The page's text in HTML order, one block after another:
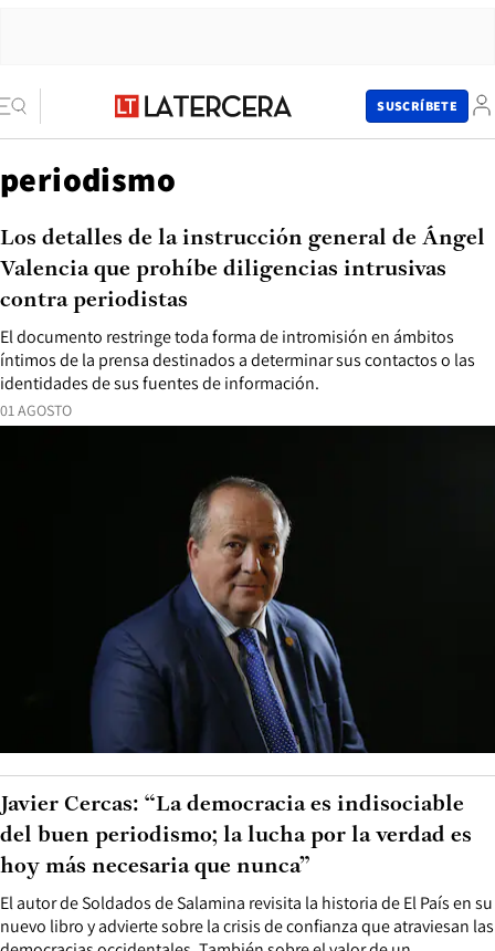
SUSCRÍBETE
periodismo
01 AGOSTO
El documento restringe toda forma de intromisión en ámbitos
íntimos de la prensa destinados a determinar sus contactos o las
identidades de sus fuentes de información.
Los detalles de la instrucción general de Ángel
Valencia que prohíbe diligencias intrusivas
contra periodistas
El autor de Soldados de Salamina revisita la historia de El País en su
nuevo libro y advierte sobre la crisis de confianza que atraviesan las
Javier Cercas: “La democracia es indisociable
del buen periodismo; la lucha por la verdad es
hoy más necesaria que nunca”